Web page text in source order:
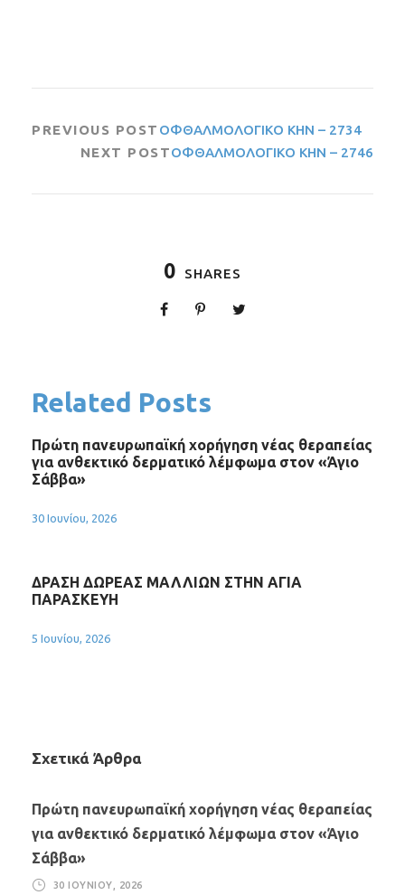
PREVIOUS POST ΟΦΘΑΛΜΟΛΟΓΙΚΟ ΚΗΝ – 2734
NEXT POSTΟΦΘΑΛΜΟΛΟΓΙΚΟ ΚΗΝ – 2746
0 SHARES
Related Posts
Πρώτη πανευρωπαϊκή χορήγηση νέας θεραπείας
για ανθεκτικό δερματικό λέμφωμα στον «Άγιο
Σάββα»
30 Ιουνίου, 2026
ΔΡΑΣΗ ΔΩΡΕΑΣ ΜΑΛΛΙΩΝ ΣΤΗΝ ΑΓΙΑ
ΠΑΡΑΣΚΕΥΗ
5 Ιουνίου, 2026
Σχετικά Άρθρα
Πρώτη πανευρωπαϊκή χορήγηση νέας θεραπείας
για ανθεκτικό δερματικό λέμφωμα στον «Άγιο
Σάββα»
30 ΙΟΥΝΊΟΥ, 2026